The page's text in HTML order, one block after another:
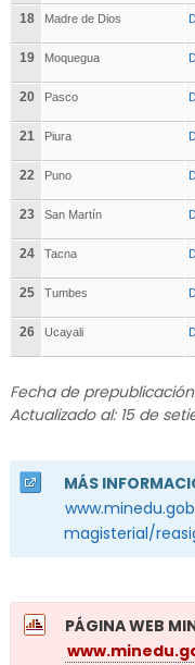
18 Madre de Dios
19 Moquegua
20 Pasco
21 Piura
22 Puno
23 San Martín
24 Tacna
25 Tumbes
26 Ucayali
Fecha de
Actualizado al: 15 de
MÁS
magisterial/
PÁGINA WEB